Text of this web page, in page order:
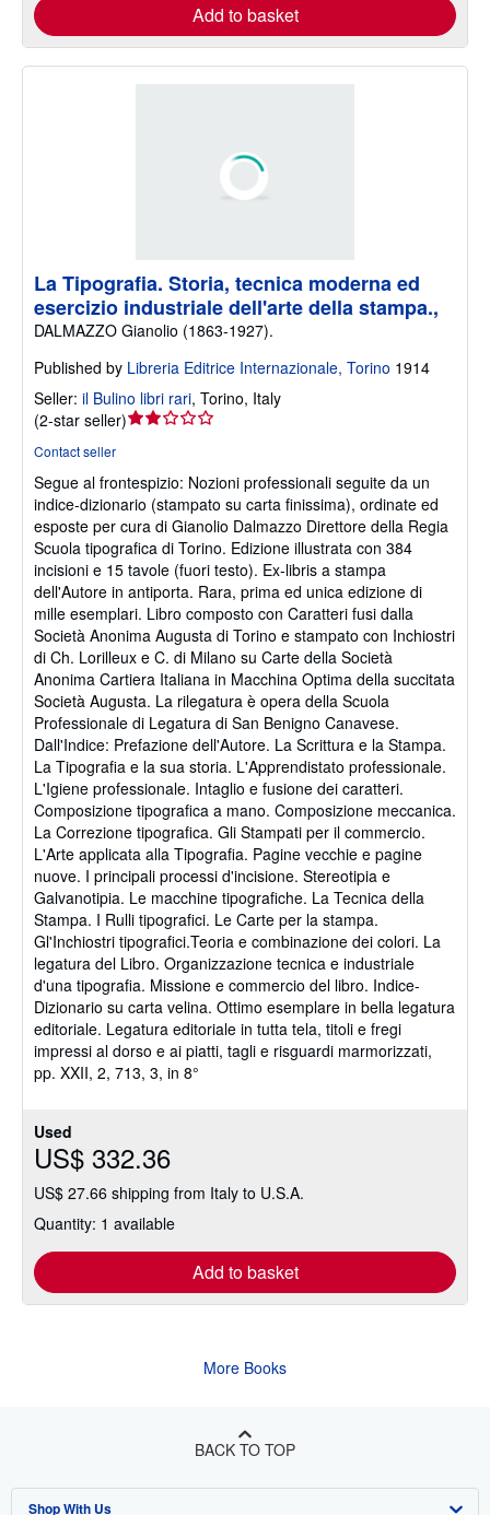
Add to basket
Used
US$ 332.36
US$ 27.66 shipping from Italy to U.S.A.
Quantity: 1 available
Add to basket
La Tipografia. Storia, tecnica moderna ed
esercizio industriale dell'arte della stampa.,
DALMAZZO Gianolio (1863-1927).
Published by Libreria Editrice Internazionale, Torino 1914
Seller: il Bulino libri rari, Torino, Italy
(2-star seller)Seller
out
of
5
stars
Contact seller
Segue al frontespizio: Nozioni professionali seguite da un
indice-dizionario (stampato su carta finissima), ordinate ed
esposte per cura di Gianolio Dalmazzo Direttore della Regia
Scuola tipografica di Torino. Edizione illustrata con 384
incisioni e 15 tavole (fuori testo). Ex-libris a stampa
dell'Autore in antiporta. Rara, prima ed unica edizione di
mille esemplari. Libro composto con Caratteri fusi dalla
Società Anonima Augusta di Torino e stampato con Inchiostri
di Ch. Lorilleux e C. di Milano su Carte della Società
Anonima Cartiera Italiana in Macchina Optima della succitata
Società Augusta. La rilegatura è opera della Scuola
Professionale di Legatura di San Benigno Canavese.
Dall'Indice: Prefazione dell'Autore. La Scrittura e la Stampa.
La Tipografia e la sua storia. L'Apprendistato professionale.
L'Igiene professionale. Intaglio e fusione dei caratteri.
Composizione tipografica a mano. Composizione meccanica.
La Correzione tipografica. Gli Stampati per il commercio.
L'Arte applicata alla Tipografia. Pagine vecchie e pagine
nuove. I principali processi d'incisione. Stereotipia e
Galvanotipia. Le macchine tipografiche. La Tecnica della
Stampa. I Rulli tipografici. Le Carte per la stampa.
Gl'Inchiostri tipografici.Teoria e combinazione dei colori. La
legatura del Libro. Organizzazione tecnica e industriale
d'una tipografia. Missione e commercio del libro. Indice-
Dizionario su carta velina. Ottimo esemplare in bella legatura
editoriale. Legatura editoriale in tutta tela, titoli e fregi
impressi al dorso e ai piatti, tagli e risguardi marmorizzati,
pp. XXII, 2, 713, 3, in 8°
More Books
BACK TO TOP
Shop With Us